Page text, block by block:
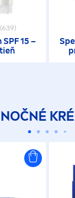
na
(639)
15 –
NOČNÉ